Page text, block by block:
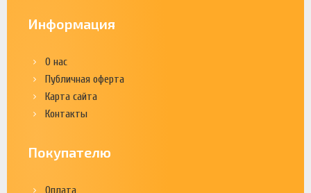
Информация
О нас
Публичная оферта
Карта сайта
Контакты
Покупателю
Оплата